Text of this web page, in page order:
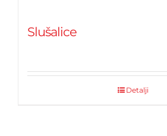
Slušalice
Detalji